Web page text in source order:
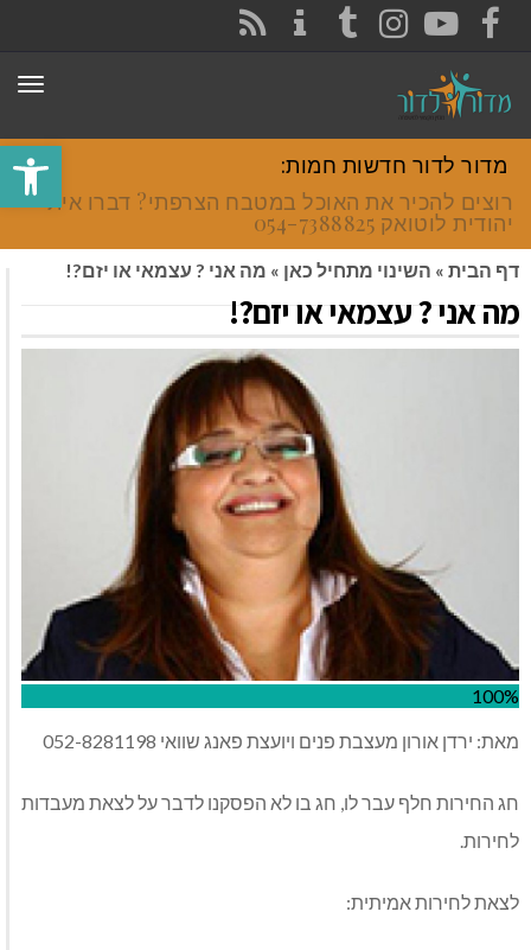
פתח
FACEBOOK
YOUTUBE
INSTAGRAM
TUMBLR
מדור לדור חדשות חמות:
רוצים להכיר את האוכל במטבח הצרפתי? דברו איתי
יהודית לוטואק 054-7388825.
דף הבית » השינוי מתחיל כאן » מה אני ? עצמאי או יזם?!
מה אני ? עצמאי או יזם?!
100%
מאת: ירדן אורון מעצבת פנים ויועצת פאנג שוואי 052-8281198
חג החירות חלף עבר לו, חג בו לא הפסקנו לדבר על לצאת מעבדות
לחירות.
לצאת לחירות אמיתית: